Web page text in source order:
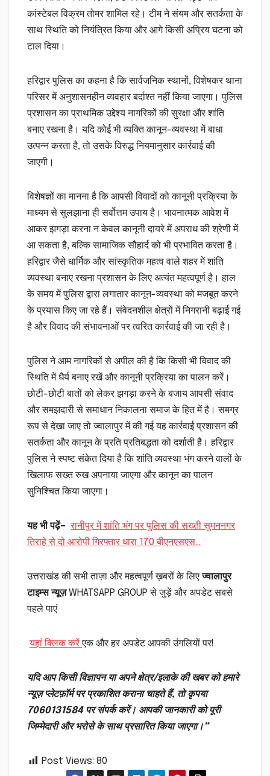
कांस्टेबल विक्रम तोमर शामिल रहे। टीम ने संयम और सतर्कता के
साथ स्थिति को नियंत्रित किया और आगे किसी अप्रिय घटना को
टाल दिया।
हरिद्वार पुलिस का कहना है कि सार्वजनिक स्थानों, विशेषकर थाना
परिसर में अनुशासनहीन व्यवहार बर्दाश्त नहीं किया जाएगा। पुलिस
प्रशासन का प्राथमिक उद्देश्य नागरिकों की सुरक्षा और शांति
बनाए रखना है। यदि कोई भी व्यक्ति कानून-व्यवस्था में बाधा
उत्पन्न करता है, तो उसके विरुद्ध नियमानुसार कार्रवाई की
जाएगी।
विशेषज्ञों का मानना है कि आपसी विवादों को कानूनी प्रक्रिया के
माध्यम से सुलझाना ही सर्वोत्तम उपाय है। भावनात्मक आवेश में
आकर झगड़ा करना न केवल कानूनी दायरे में अपराध की श्रेणी में
आ सकता है, बल्कि सामाजिक सौहार्द को भी प्रभावित करता है।
हरिद्वार जैसे धार्मिक और सांस्कृतिक महत्व वाले शहर में शांति
व्यवस्था बनाए रखना प्रशासन के लिए अत्यंत महत्वपूर्ण है। हाल
के समय में पुलिस द्वारा लगातार कानून-व्यवस्था को मजबूत करने
के प्रयास किए जा रहे हैं। संवेदनशील क्षेत्रों में निगरानी बढ़ाई गई
है और विवाद की संभावनाओं पर त्वरित कार्रवाई की जा रही है।
पुलिस ने आम नागरिकों से अपील की है कि किसी भी विवाद की
स्थिति में धैर्य बनाए रखें और कानूनी प्रक्रिया का पालन करें।
छोटी-छोटी बातों को लेकर झगड़ा करने के बजाय आपसी संवाद
और समझदारी से समाधान निकालना समाज के हित में है। समग्र
रूप से देखा जाए तो ज्वालापुर में की गई यह कार्रवाई प्रशासन की
सतर्कता और कानून के प्रति प्रतिबद्धता को दर्शाती है। हरिद्वार
पुलिस ने स्पष्ट संकेत दिया है कि शांति व्यवस्था भंग करने वालों के
खिलाफ सख्त रुख अपनाया जाएगा और कानून का पालन
सुनिश्चित किया जाएगा।
यह भी पढ़ें– रानीपुर में शांति भंग पर पुलिस की सख्ती सुमननगर
तिराहे से दो आरोपी गिरफ्तार धारा 170 बीएनएसएस…
उत्तराखंड की सभी ताज़ा और महत्वपूर्ण ख़बरों के लिएज्वालापुर
टाइम्स न्यूज़WHATSAPP GROUP से जुड़ें और अपडेट सबसे
पहले पाएं
यहां क्लिक करेंएक और हर अपडेट आपकी उंगलियों पर!
यदि आप किसी विज्ञापन या अपने क्षेत्र/इलाके की खबर को हमारे
न्यूज़ प्लेटफ़ॉर्म पर प्रकाशित कराना चाहते हैं, तो कृपया
7060131584 पर संपर्क करें। आपकी जानकारी को पूरी
जिम्मेदारी और भरोसे के साथ प्रसारित किया जाएगा।”
Post Views: 80